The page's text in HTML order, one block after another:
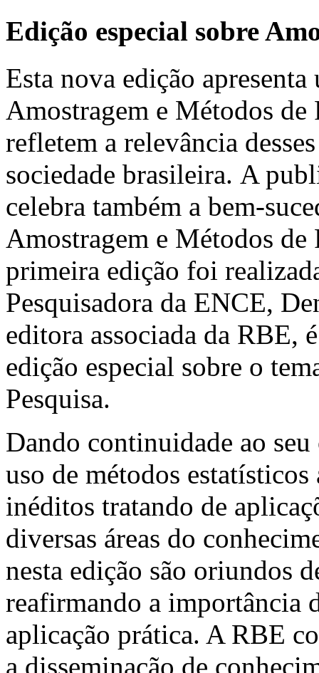
Edição especial sobre
Esta nova edição
Amostragem e Métodos de
refletem a relevância
sociedade brasileira. A
celebra também a bem-
Amostragem e Métodos
primeira edição foi
Pesquisadora da ENCE,
editora associada da RBE,
edição especial sobre o
Pesquisa.
Dando continuidade ao
uso de métodos
inéditos tratando de
diversas áreas do
nesta edição são oriundos
reafirmando a importância
aplicação prática. A RBE
a disseminação de